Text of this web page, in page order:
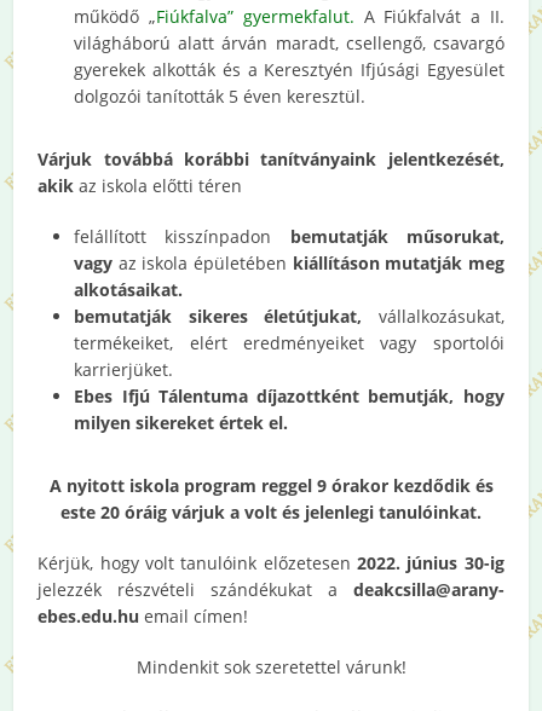
működő „Fiúkfalva” gyermekfalut. A Fiúkfalvát a II.
világháború alatt árván maradt, csellengő, csavargó
gyerekek alkották és a Keresztyén Ifjúsági Egyesület
dolgozói tanították 5 éven keresztül.
Várjuk továbbá korábbi tanítványaink jelentkezését,
akik az iskola előtti téren
felállított kisszínpadon bemutatják műsorukat,
vagy az iskola épületében kiállításon mutatják meg
alkotásaikat.
bemutatják sikeres életútjukat, vállalkozásukat,
termékeiket, elért eredményeiket vagy sportolói
karrierjüket.
Ebes Ifjú Tálentuma díjazottként bemutják, hogy
milyen sikereket értek el.
A nyitott iskola program reggel 9 órakor kezdődik és
este 20 óráig várjuk a volt és jelenlegi tanulóinkat.
Kérjük, hogy volt tanulóink előzetesen2022. június 30-ig
jelezzék részvételi szándékukat a deakcsilla@arany-
ebes.edu.hu email címen!
Mindenkit sok szeretettel várunk!